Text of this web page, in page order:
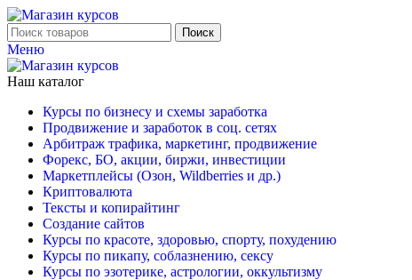
Поиск
Меню
Наш каталог
Курсы по бизнесу и схемы заработка
Продвижение и заработок в соц. сетях
Арбитраж трафика, маркетинг, продвижение
Форекс, БО, акции, биржи, инвестиции
Маркетплейсы (Озон, Wildberries и др.)
Криптовалюта
Тексты и копирайтинг
Создание сайтов
Курсы по красоте, здоровью, спорту, похудению
Курсы по пикапу, соблазнению, сексу
Курсы по эзотерике, астрологии, оккультизму